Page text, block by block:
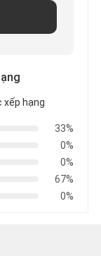
xếp hạng
33%
0%
0%
67%
0%